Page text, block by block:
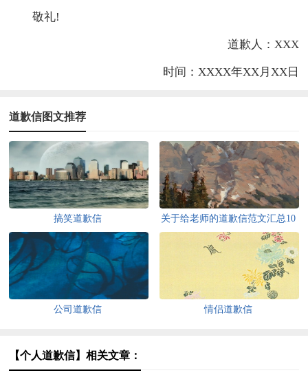
敬礼!
道歉人：XXX
时间：XXXX年XX月XX日
道歉信图文推荐
搞笑道歉信
关于给老师的道歉信范文汇总10
篇
公司道歉信 情侣道歉信
【个人道歉信】相关文章：